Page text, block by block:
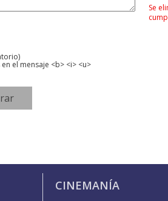
Se
el mensaje <b> <i> <u>
CINEMANÍA